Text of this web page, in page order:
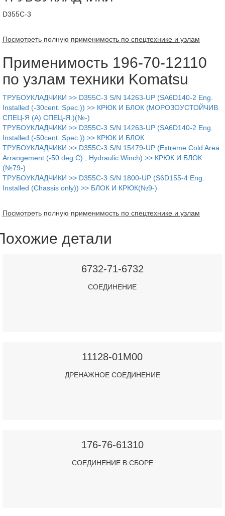
D355C-3
Посмотреть полную применимость по спецтехнике и узлам
Применимость 196-70-12110
по узлам техники Komatsu
ТРУБОУКЛАДЧИКИ >> D355C-3 S/N 14263-UP (SA6D140-2 Eng.
Installed (-30cent. Spec.)) >> КРЮК И БЛОК (МОРОЗОУСТОЙЧИВ.
СПЕЦ-Я (A) СПЕЦ-Я.)(№-)
ТРУБОУКЛАДЧИКИ >> D355C-3 S/N 14263-UP (SA6D140-2 Eng.
Installed (-50cent. Spec.)) >> КРЮК И БЛОК
ТРУБОУКЛАДЧИКИ >> D355C-3 S/N 15479-UP (Extreme Cold Area
Arrangement (-50 deg C) , Hydraulic Winch) >> КРЮК И БЛОК
(№79-)
ТРУБОУКЛАДЧИКИ >> D355C-3 S/N 1800-UP (S6D155-4 Eng.
Installed (Chassis only)) >> БЛОК И КРЮК(№9-)
Посмотреть полную применимость по спецтехнике и узлам
детали
6732-71-6732
СОЕДИНЕНИЕ
11128-01M00
ДРЕНАЖНОЕ СОЕДИНЕНИЕ
176-76-61310
СОЕДИНЕНИЕ В СБОРЕ